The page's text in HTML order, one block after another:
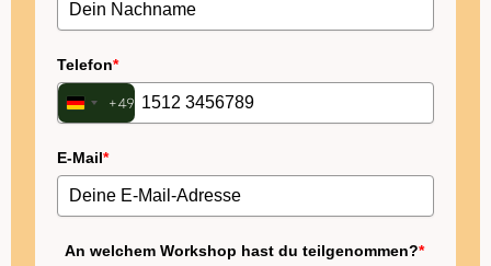
Telefon*
Germany
+49
E-Mail*
An welchem Workshop hast du teilgenommen?*